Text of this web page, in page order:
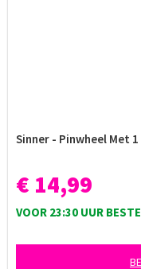
Sinner - Pinwheel Met
€ 14,99
VOOR 23:30 UUR